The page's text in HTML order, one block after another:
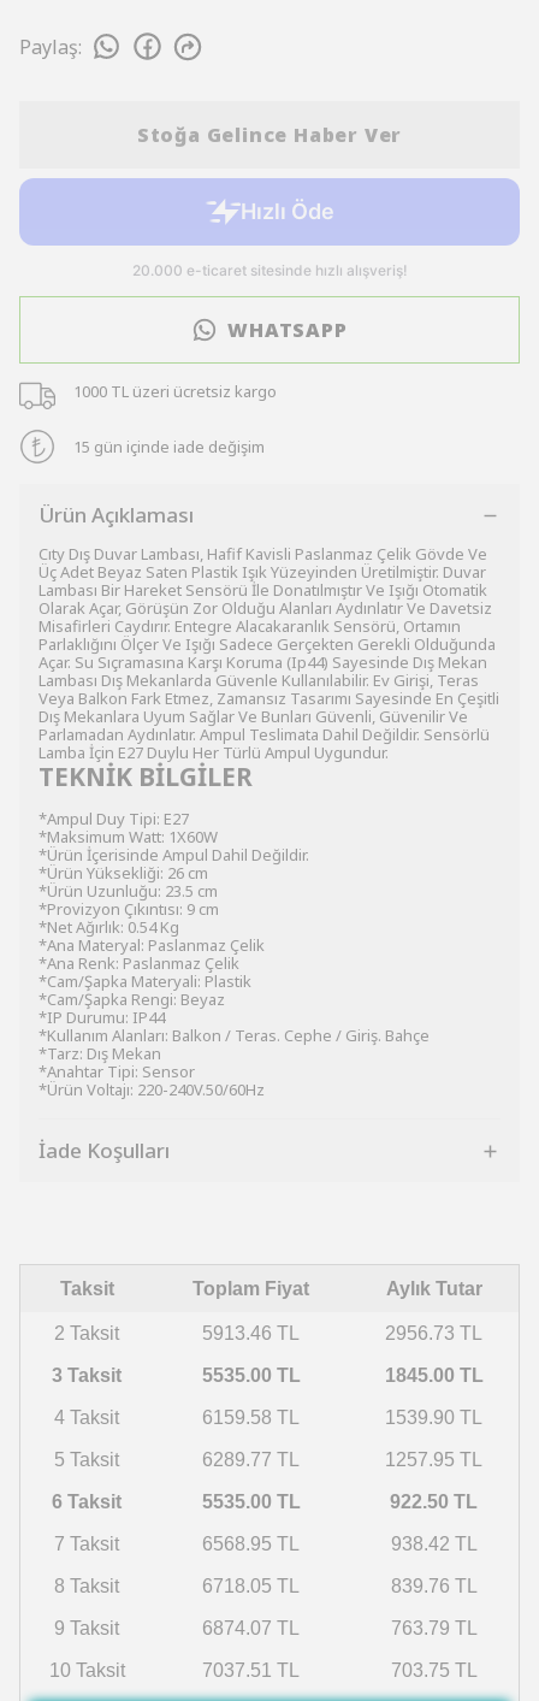
Paylaş:
Stoğa Gelince Haber Ver
WHATSAPP
1000 TL üzeri ücretsiz kargo
15 gün içinde iade değişim
Ürün Açıklaması
Cıty Dış Duvar Lambası, Hafif Kavisli Paslanmaz Çelik Gövde Ve
Üç Adet Beyaz Saten Plastik Işık Yüzeyinden Üretilmiştir. Duvar
Lambası Bir Hareket Sensörü İle Donatılmıştır Ve Işığı Otomatik
Olarak Açar, Görüşün Zor Olduğu Alanları Aydınlatır Ve Davetsiz
Misafirleri Caydırır. Entegre Alacakaranlık Sensörü, Ortamın
Parlaklığını Ölçer Ve Işığı Sadece Gerçekten Gerekli Olduğunda
Açar. Su Sıçramasına Karşı Koruma (Ip44) Sayesinde Dış Mekan
Lambası Dış Mekanlarda Güvenle Kullanılabilir. Ev Girişi, Teras
Veya Balkon Fark Etmez, Zamansız Tasarımı Sayesinde En Çeşitli
Dış Mekanlara Uyum Sağlar Ve Bunları Güvenli, Güvenilir Ve
Parlamadan Aydınlatır. Ampul Teslimata Dahil Değildir. Sensörlü
Lamba İçin E27 Duylu Her Türlü Ampul Uygundur.
TEKNİK BİLGİLER
*Ampul Duy Tipi: E27
*Maksimum Watt: 1X60W
*Ürün İçerisinde Ampul Dahil Değildir.
*Ürün Yüksekliği: 26 cm
*Ürün Uzunluğu: 23.5 cm
*Provizyon Çıkıntısı: 9 cm
*Net Ağırlık: 0.54 Kg
*Ana Materyal: Paslanmaz Çelik
*Ana Renk: Paslanmaz Çelik
*Cam/Şapka Materyali: Plastik
*Cam/Şapka Rengi: Beyaz
*IP Durumu: IP44
*Kullanım Alanları: Balkon / Teras. Cephe / Giriş. Bahçe
*Tarz: Dış Mekan
*Anahtar Tipi: Sensor
*Ürün Voltajı: 220-240V.50/60Hz
İade Koşulları
Taksit Toplam Fiyat Aylık Tutar
2 Taksit 5913.46 TL 2956.73 TL
3 Taksit 5535.00 TL 1845.00 TL
4 Taksit 6159.58 TL 1539.90 TL
5 Taksit 6289.77 TL 1257.95 TL
6 Taksit 5535.00 TL 922.50 TL
7 Taksit 6568.95 TL 938.42 TL
8 Taksit 6718.05 TL 839.76 TL
9 Taksit 6874.07 TL 763.79 TL
10 Taksit 7037.51 TL 703.75 TL